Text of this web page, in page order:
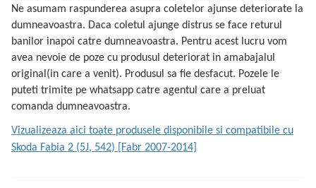
Ne asumam raspunderea asupra coletelor ajunse deteriorate la
dumneavoastra. Daca coletul ajunge distrus se face returul
banilor inapoi catre dumneavoastra. Pentru acest lucru vom
avea nevoie de poze cu produsul deteriorat in amabajalul
original(in care a venit). Produsul sa fie desfacut. Pozele le
puteti trimite pe whatsapp catre agentul care a preluat
comanda dumneavoastra.
Vizualizeaza aici toate produsele disponibile si compatibile cu
Skoda Fabia 2 (5J, 542) [Fabr 2007-2014]